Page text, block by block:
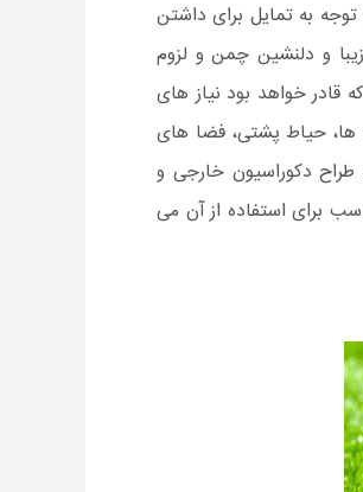
به تمایل برای داشتن
و دلنشین چمن و لزوم
قادر خواهد بود نیاز های
ها، حیاط پشتی، فضا های
دکوراسیون خارجی و
برای استفاده از آن می